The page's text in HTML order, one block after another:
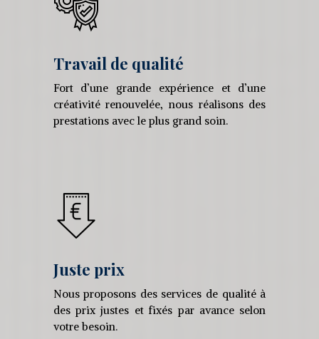
Travail de qualité
Fort d’une grande expérience et d’une
créativité renouvelée, nous réalisons des
prestations avec le plus grand soin.
Juste prix
Nous proposons des services de qualité à
des prix justes et fixés par avance selon
votre besoin.